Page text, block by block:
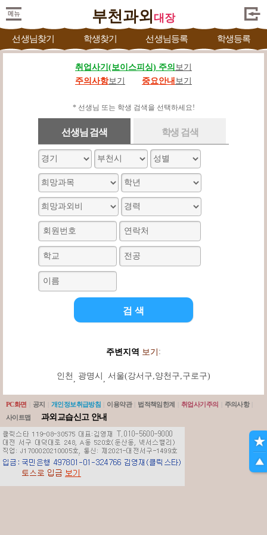
부천과외 대장
선생님찾기 학생찾기 선생님등록 학생등록
취업사기(보이스피싱) 주의 보기
주의사항보기 중요안내 보기
* 선생님 또는 학생 검색을 선택하세요!
선생님 검색 학생 검색
주변지역 보기 :
인천 , 광명시 , 서울(강서구,양천구,구로구)
PC화면 공지 개인정보취급방침 이용약관 법적책임한계 취업사기주의 주의사항
사이트맵
과외교습신고 안내